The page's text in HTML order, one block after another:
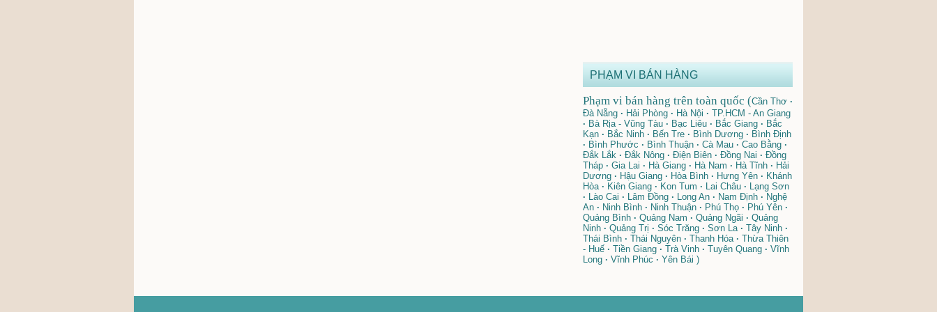
PHẠM VI BÁN HÀNG
Phạm vi bán hàng trên toàn quốc (Cần Thơ ·
Đà Nẵng · Hải Phòng · Hà Nội · TP.HCM - An Giang
· Bà Rịa - Vũng Tàu · Bạc Liêu · Bắc Giang · Bắc
Kạn · Bắc Ninh · Bến Tre · Bình Dương · Bình Định
· Bình Phước · Bình Thuận · Cà Mau · Cao Bằng ·
Đắk Lắk · Đắk Nông · Điện Biên · Đồng Nai · Đồng
Tháp · Gia Lai · Hà Giang · Hà Nam · Hà Tĩnh · Hải
Dương · Hậu Giang · Hòa Bình · Hưng Yên · Khánh
Hòa· Kiên Giang · Kon Tum · Lai Châu · Lạng Sơn
· Lào Cai · Lâm Đồng · Long An · Nam Định · Nghệ
An · Ninh Bình · Ninh Thuận · Phú Thọ · Phú Yên ·
Quảng Bình · Quảng Nam · Quảng Ngãi · Quảng
Ninh · Quảng Trị · Sóc Trăng · Sơn La· Tây Ninh ·
Thái Bình · Thái Nguyên · Thanh Hóa· Thừa Thiên
- Huế · Tiền Giang · Trà Vinh · Tuyên Quang · Vĩnh
Long · Vĩnh Phúc · Yên Bái )